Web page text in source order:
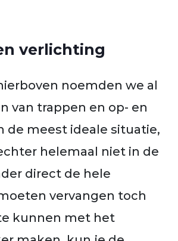
verlichting
noemden we al
van trappen en op- en
de meest ideale situatie,
helemaal niet in de
direct de hele
vervangen toch
kunnen met het